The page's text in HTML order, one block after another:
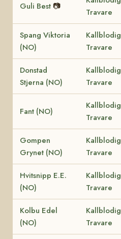
Guli Best 📷
Travare
Spang Viktoria
(NO)
Kallblodig
Travare
Donstad
Stjerna (NO)
Kallblodig
Travare
Fant (NO)
Kallblodig
Travare
Gompen
Grynet (NO)
Kallblodig
Travare
Hvitsnipp E.E.
(NO)
Kallblodig
Travare
Kolbu Edel
(NO)
Kallblodig
Travare